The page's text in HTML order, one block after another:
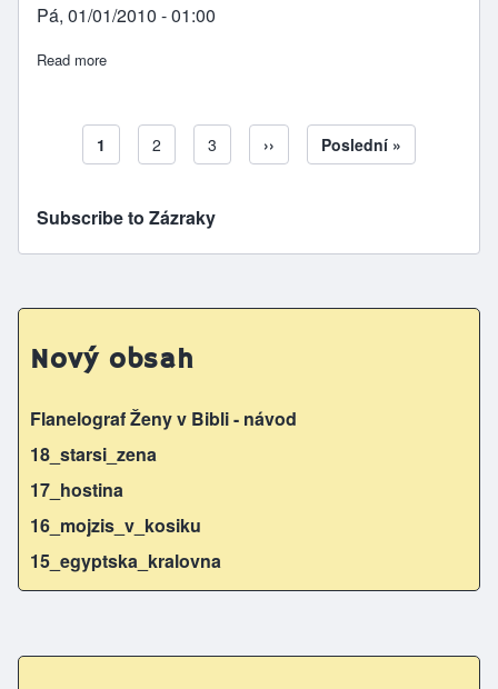
Pá, 01/01/2010 - 01:00
Read more
Pagination
Aktuální stránka
1 Page
2 Page
3 Následující stránka
›› Poslední stránka
Poslední »
Subscribe to Zázraky
Nový obsah
Flanelograf Ženy v Bibli - návod
18_starsi_zena
17_hostina
16_mojzis_v_kosiku
15_egyptska_kralovna